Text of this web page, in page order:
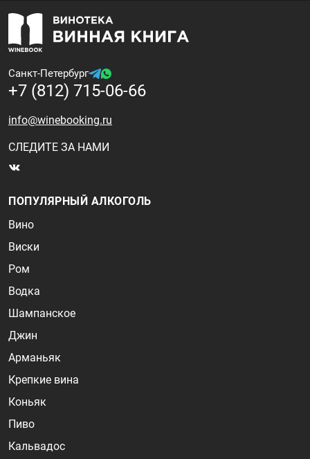
Санкт-Петербург
+7 (812) 715-06-66
info@winebooking.ru
СЛЕДИТЕ ЗА НАМИ
ПОПУЛЯРНЫЙ АЛКОГОЛЬ
Вино
Виски
Ром
Водка
Шампанское
Джин
Арманьяк
Крепкие вина
Коньяк
Пиво
Кальвадос